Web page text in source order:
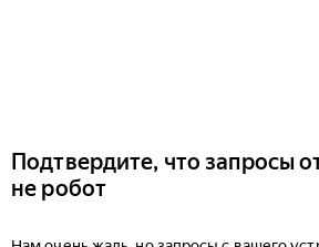
Подтвердите, что запросы
не робот